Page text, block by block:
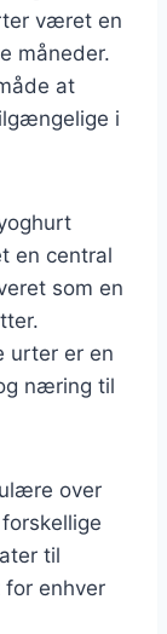
været en
måneder.
at
i
en central
som en
urter er en
næring til
over
til
enhver